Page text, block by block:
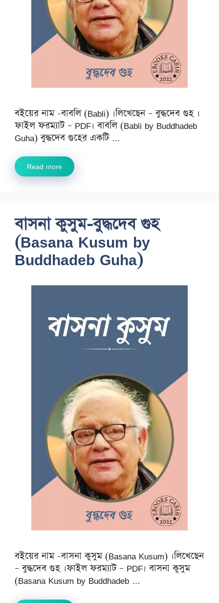
বইয়ের নাম -বাবলি (Babli) ।লিখেছেন – বুদ্ধদেব গুহ ।
ফাইল ফরম্যাট – PDF। বাবলি (Babli by Buddhadeb
Guha) বুদ্ধদেব গুহের একটি …
Read more
বাসনা কুসুম-বুদ্ধদেব গুহ
(Basana Kusum by
Buddhadeb Guha)
বইয়ের নাম -বাসনা কুসুম (Basana Kusum) ।লিখেছেন
– বুদ্ধদেব গুহ ।ফাইল ফরম্যাট – PDF। বাসনা কুসুম
(Basana Kusum by Buddhadeb …